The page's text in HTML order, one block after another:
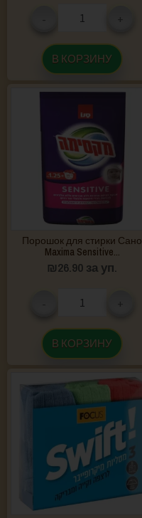
В КОРЗИНУ
Порошок для стирки Сано
Maxima Sensitive...
₪26.90 за уп.
В КОРЗИНУ